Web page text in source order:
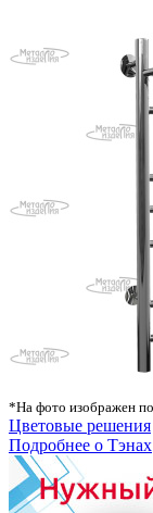
*На фото изображен
Цветовые решения
Подробнее о Тэнах